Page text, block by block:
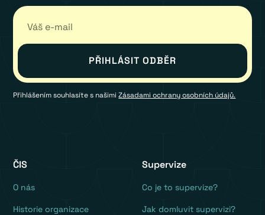
Přihlášením souhlasíte s našimiZásadami ochrany osobních údajů.
ČIS
O nás
Historie organizace
Supervize
Co je to supervize?
Jak domluvit supervizi?